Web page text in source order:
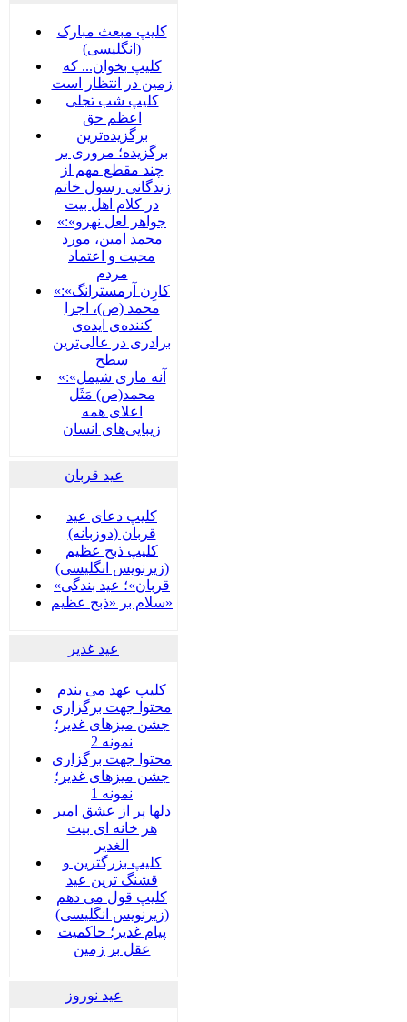
کلیپ مبعث مبارک
(انگلیسی)
کلیپ بخوان... که
زمین در انتظار است
کلیپ شب تجلی
اعظم حق
برگزیده‌ترین
برگزیده؛ مروری بر
چند مقطع مهم از
زندگانی رسول خاتم
در کلام اهل بیت
«جواهر لعل نهرو»:
محمد امین، مورد
محبت و اعتماد
مردم
«کارِن آرمسترانگ»:
محمد (ص)، اجرا
کننده‌ی ایده‌ی
برادری در عالی‌ترین
سطح
«آنه ماری شیمل»:
محمد(ص) مَثَل
اعلای همه
زیبایی‌های انسان
عید قربان
کلیپ دعای عید
قربان (دوزبانه)
کلیپ ذبح عظیم
(زیرنویس انگلیسی)
«قربان»؛ عید بندگی
سلام بر «ذبح عظیم»
عید غدير
کلیپ عهد می بندم
محتوا جهت برگزاری
جشن میزهای غدیر؛
نمونه 2
محتوا جهت برگزاری
جشن میزهای غدیر؛
نمونه 1
دلها پر از عشق امیر
هر خانه ای بیت
الغدیر
کلیپ بزرگترین و
قشنگ ترین عید
کلیپ قول می دهم
(زیرنویس انگلیسی)
پیام غدیر؛ حاکمیت
عقل بر زمین
عید نوروز